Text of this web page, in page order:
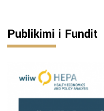
Publikimi i Fundit